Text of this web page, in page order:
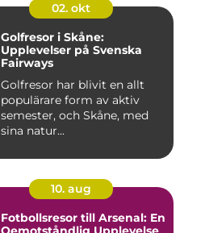
02. okt
Golfresor i Skåne:
Upplevelser på Svenska
Fairways
Golfresor har blivit en allt
populärare form av aktiv
semester, och Skåne, med
sina natur...
10. aug
Fotbollsresor till Arsenal: En